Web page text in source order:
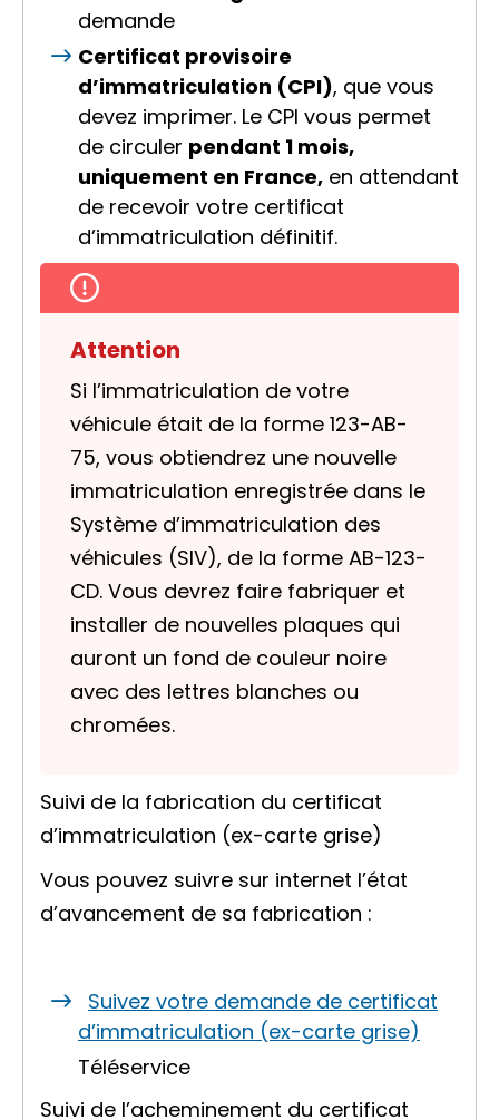
demande
Certificat provisoire
d’immatriculation (CPI), que vous
devez imprimer. Le CPI vous permet
de circuler pendant 1 mois,
uniquement en France, en attendant
de recevoir votre certificat
d’immatriculation définitif.
Attention
Si l’immatriculation de votre
véhicule était de la forme 123-AB-
75, vous obtiendrez une nouvelle
immatriculation enregistrée dans le
Système d’immatriculation des
véhicules (SIV), de la forme AB-123-
CD. Vous devrez faire fabriquer et
installer de nouvelles plaques qui
auront un fond de couleur noire
avec des lettres blanches ou
chromées.
Suivi de la fabrication du certificat
d’immatriculation (ex-carte grise)
Vous pouvez suivre sur internet l’état
d’avancement de sa fabrication :
Suivez votre demande de certificat
d’immatriculation (ex-carte grise)
Téléservice
Suivi de l’acheminement du certificat